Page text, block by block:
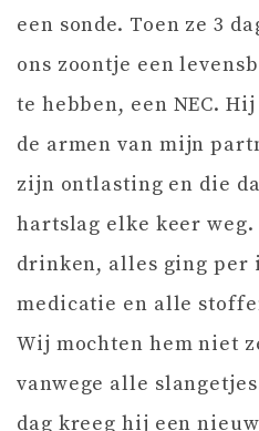
een sonde. Toen ze 3
ons zoontje een
te hebben, een NEC.
de armen van mijn
zijn ontlasting en die
hartslag elke keer
drinken, alles ging per
medicatie en alle
Wij mochten hem niet
vanwege alle
dag kreeg hij een